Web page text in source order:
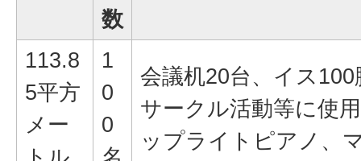
数
113.8
5平方
メー
1
0
0
会議机20台、イス
サークル活動等に使
ップライトピアノ、